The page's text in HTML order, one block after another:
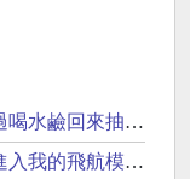
回來抽iPhone17
飛航模式抽PS5